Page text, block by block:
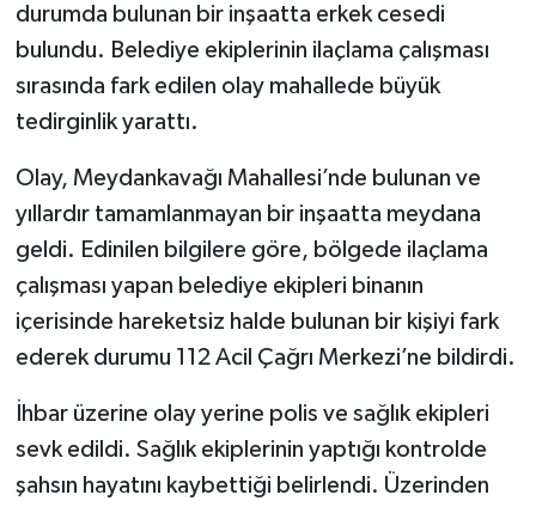
durumda bulunan bir inşaatta erkek cesedi
bulundu. Belediye ekiplerinin ilaçlama çalışması
sırasında fark edilen olay mahallede büyük
tedirginlik yarattı.
Olay, Meydankavağı Mahallesi’nde bulunan ve
yıllardır tamamlanmayan bir inşaatta meydana
geldi. Edinilen bilgilere göre, bölgede ilaçlama
çalışması yapan belediye ekipleri binanın
içerisinde hareketsiz halde bulunan bir kişiyi fark
ederek durumu 112 Acil Çağrı Merkezi’ne bildirdi.
İhbar üzerine olay yerine polis ve sağlık ekipleri
sevk edildi. Sağlık ekiplerinin yaptığı kontrolde
şahsın hayatını kaybettiği belirlendi. Üzerinden